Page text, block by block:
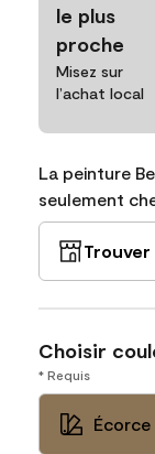
le plus
proche
Misez sur
l’achat local
La peinture
seulement
Trouver
Choisir
* Requis
Écorce